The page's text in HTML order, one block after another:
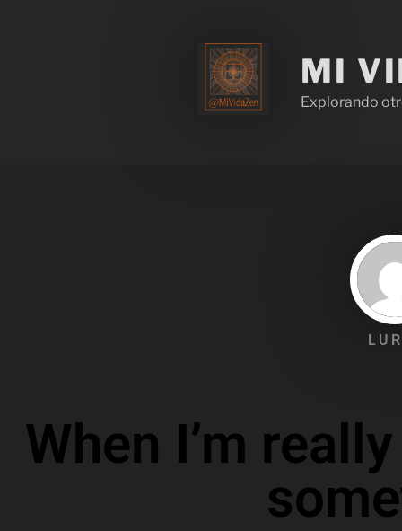
MI
Explorando
When I’m